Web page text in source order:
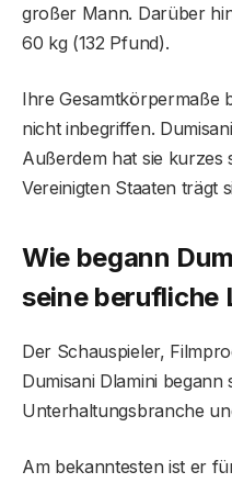
großer Mann. Darüber
60 kg (132 Pfund).
Ihre Gesamtkörpermaße
nicht inbegriffen.
Außerdem hat sie kurzes
Vereinigten Staaten trägt
Wie begann
seine berufliche
Der Schauspieler,
Dumisani Dlamini
Unterhaltungsbranche
Am bekanntesten ist er